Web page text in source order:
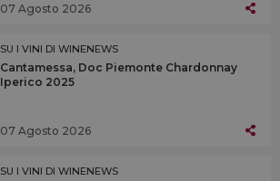
07 Agosto 2026
SU I VINI DI WINENEWS
Cantamessa, Doc Piemonte Chardonnay
Iperico 2025
07 Agosto 2026
SU I VINI DI WINENEWS